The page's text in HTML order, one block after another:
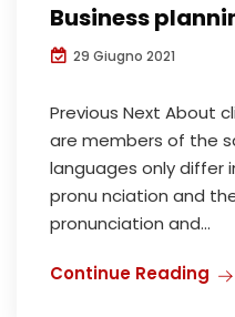
Business
29 Giugno 2021
Previous Next About
are members of the
languages only differ
pronu nciation and
pronunciation and...
Continue Reading